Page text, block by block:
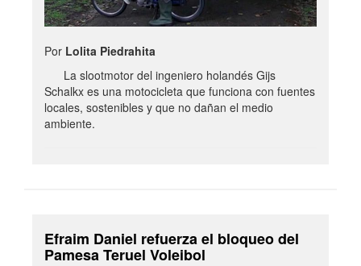
Por Lolita Piedrahita
La slootmotor del ingeniero holandés Gijs
Schalkx es una motocicleta que funciona con fuentes
locales, sostenibles y que no dañan el medio
ambiente.
Efraim Daniel refuerza el bloqueo del
Pamesa Teruel Voleibol